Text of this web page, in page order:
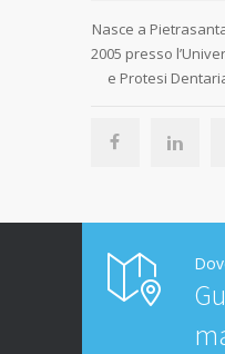
Nasce a
2005 presso
e Protesi